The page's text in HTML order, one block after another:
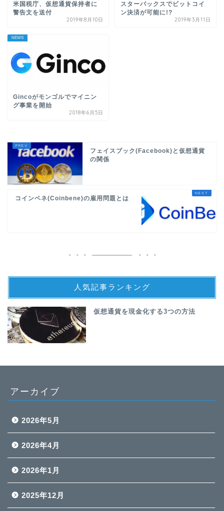
米国税庁、仮想通貨保持者に
警告文を送付
2019年8月10日
スターバックスでビットコイ
ン決済が可能に!?
2019年3月11日
NEWS
Gincoがモンゴルでマイニン
グ事業を開始
2018年6月5日
フェイスブック(Facebook)と仮想通貨
の関係
コインベネ(Coinbene)の雇用問題とは
人気記事ランキング
仮想通貨を現金化する3つの方法
アーカイブ
2026年5月
2026年4月
2026年1月
2025年12月